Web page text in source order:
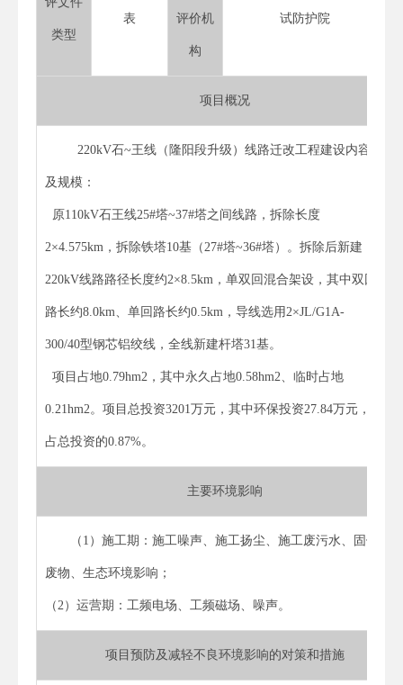
类型
表 评价机
构
试防护院
项目概况
220kV石~王线（隆阳段升级）线路迁改工程建设内容
及规模：
原110kV石王线25#塔~37#塔之间线路，拆除长度
2×4.575km，拆除铁塔10基（27#塔~36#塔）。拆除后新建
220kV线路路径长度约2×8.5km，单双回混合架设，其中双回
路长约8.0km、单回路长约0.5km，导线选用2×JL/G1A-
300/40型钢芯铝绞线，全线新建杆塔31基。
项目占地0.79hm2，其中永久占地0.58hm2、临时占地
0.21hm2。项目总投资3201万元，其中环保投资27.84万元，
占总投资的0.87%。
主要环境影响
（1）施工期：施工噪声、施工扬尘、施工废污水、固体
废物、生态环境影响；
（2）运营期：工频电场、工频磁场、噪声。
项目预防及减轻不良环境影响的对策和措施